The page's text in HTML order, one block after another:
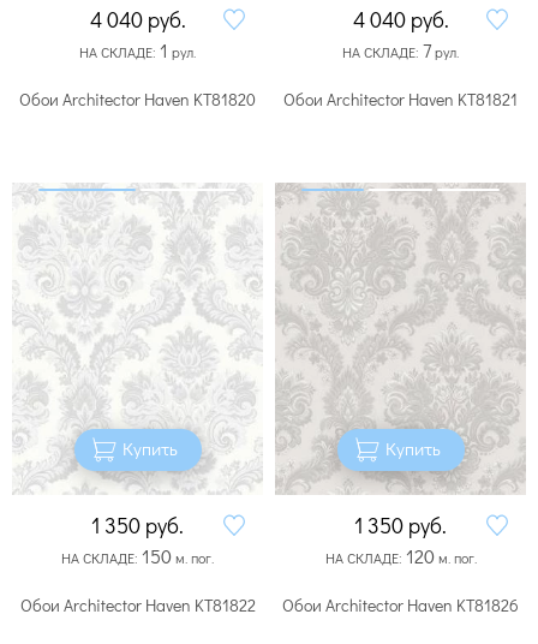
4 040 руб.
НА СКЛАДЕ: 1 рул.
4 040 руб.
НА СКЛАДЕ: 7рул.
Обои Architector Haven KT81820
Купить
1 350 руб.
НА СКЛАДЕ: 150м. пог.
Обои Architector Haven KT81821
Купить
1 350 руб.
НА СКЛАДЕ: 120м. пог.
Обои Architector Haven KT81822 Обои Architector Haven KT81826